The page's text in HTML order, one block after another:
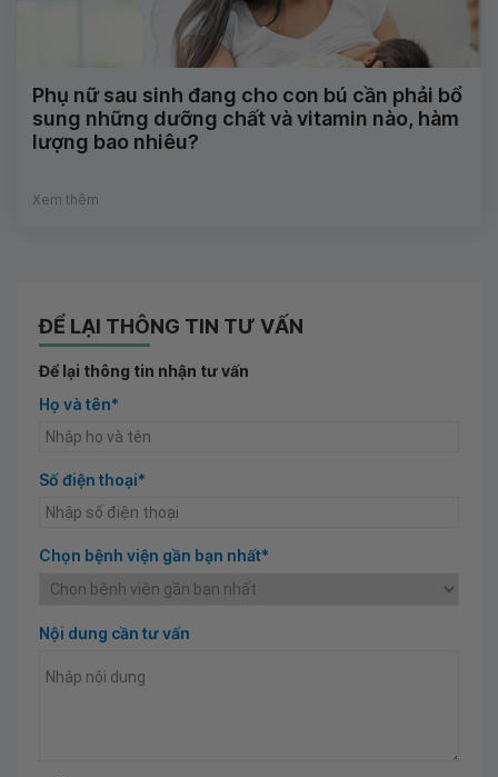
Phụ nữ sau sinh đang cho con bú cần phải bổ
sung những dưỡng chất và vitamin nào, hàm
lượng bao nhiêu?
Xem thêm
ĐỂ LẠI THÔNG TIN TƯ VẤN
Để lại thông tin nhận tư vấn
Họ và tên*
Số điện thoại*
Chọn bệnh viện gần bạn nhất*
Nội dung cần tư vấn